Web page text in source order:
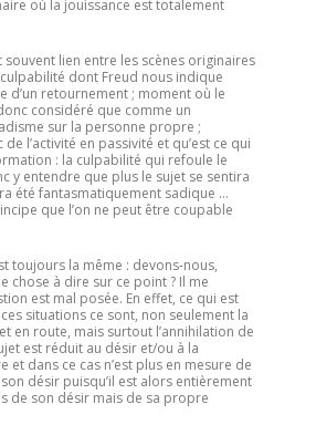
où la jouissance est totalement
souvent lien entre les scènes originaires
culpabilité dont Freud nous indique
d’un retournement ; moment où le
considéré que comme un
sur la personne propre ;
l’activité en passivité et qu’est ce qui
: la culpabilité qui refoule le
y entendre que plus le sujet se sentira
été fantasmatiquement sadique …
que l’on ne peut être coupable
toujours la même : devons-nous,
chose à dire sur ce point ? Il me
est mal posée. En effet, ce qui est
situations ce sont, non seulement la
en route, mais surtout l’annihilation de
est réduit au désir et/ou à la
et dans ce cas n’est plus en mesure de
désir puisqu’il est alors entièrement
de son désir mais de sa propre